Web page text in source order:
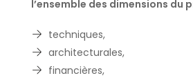
l’ensemble des dimensions du
techniques,
architecturales,
financières,